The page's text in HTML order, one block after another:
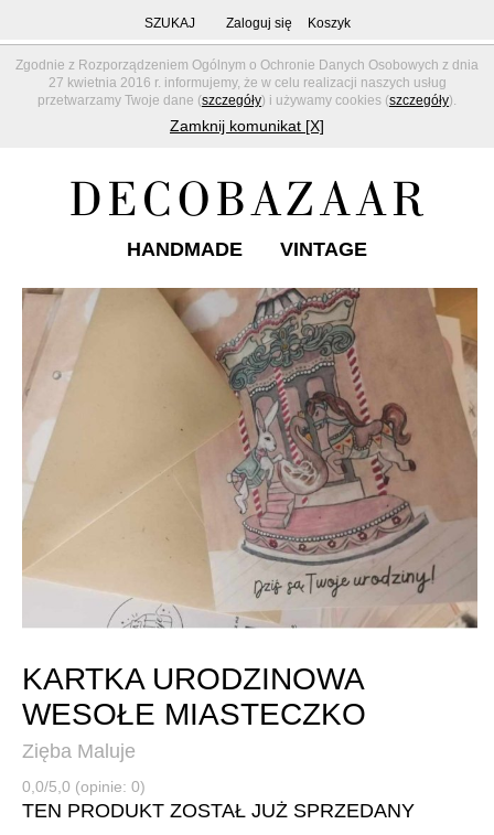
Zgodnie z Rozporządzeniem Ogólnym o Ochronie Danych Osobowych z dnia
27 kwietnia 2016 r. informujemy, że w celu realizacji naszych usług
przetwarzamy Twoje dane (szczegóły) i używamy cookies (szczegóły).
Zamknij komunikat [X]
SZUKAJ Zaloguj się Koszyk
HANDMADE VINTAGE
KARTKA URODZINOWA
WESOŁE MIASTECZKO
Zięba Maluje
0,0/5,0 (opinie: 0)
TEN PRODUKT ZOSTAŁ JUŻ SPRZEDANY